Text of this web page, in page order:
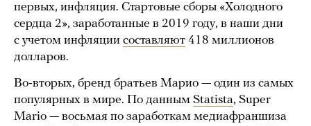
первых, инфляция. Стартовые сборы «Холодного
сердца 2», заработанные в 2019 году, в наши дни
с учетом инфляции составляют 418 миллионов
долларов.
Во-вторых, бренд братьев Марио — один из самых
популярных в мире. По данным Statista, Super
Mario — восьмая по заработкам медиафраншиза